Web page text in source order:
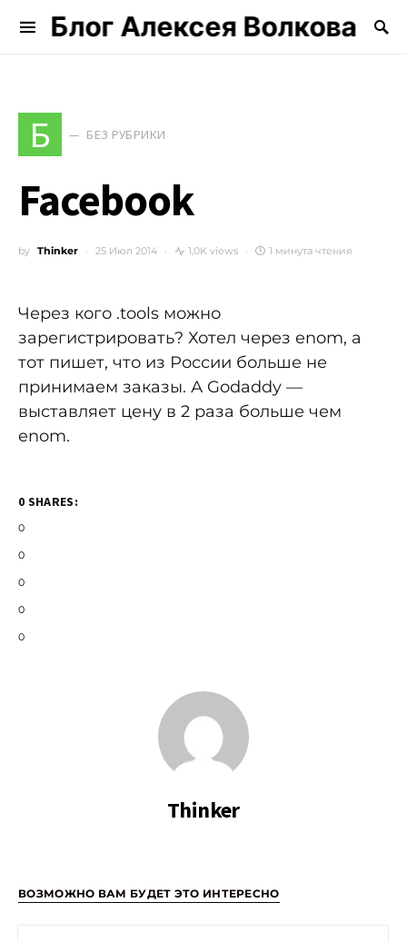
Блог Алексея Волкова
Search for:
Б БЕЗ РУБРИКИ
Facebook
by Thinker 25 Июл 2014 1,0K views 1 минута чтения
Через кого .tools можно
зарегистрировать? Хотел через enom, а
тот пишет, что из России больше не
принимаем заказы. А Godaddy —
выставляет цену в 2 раза больше чем
enom.
0 SHARES:
0
0
0
0
0
Thinker
ВОЗМОЖНО ВАМ БУДЕТ ЭТО ИНТЕРЕСНО